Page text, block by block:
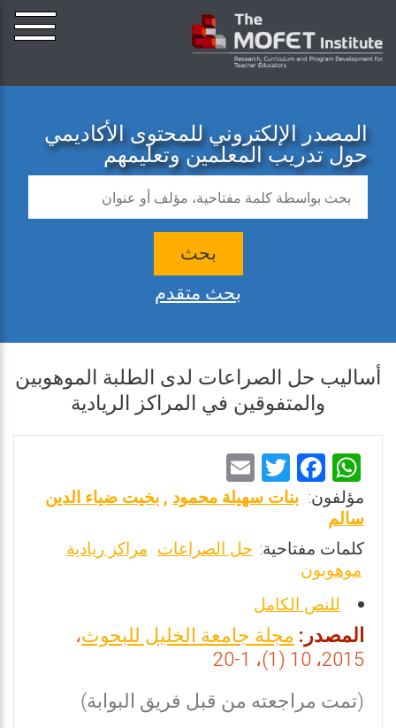
المصدر الإلكتروني للمحتوى الأكاديمي
حول تدريب المعلمين وتعليمهم
بحث
بحث متقدم
أساليب حل الصراعات لدى الطلبة الموهوبين
والمتفوقين في المراكز الريادية
W
h
at
s
A
p
p
F
a
b
o
k
T
wi
er
m
l
مؤلفون: بنات سهيلة محمود,بخيت ضياء الدين
سالم
كلمات مفتاحية: حل الصراعات مراكز ريادية
موهوبون
للنص الكامل
المصدر:مجلة جامعة الخليل للبحوث،
2015، 10 (1)، 1-20
(تمت مراجعته من قبل فريق البوابة)